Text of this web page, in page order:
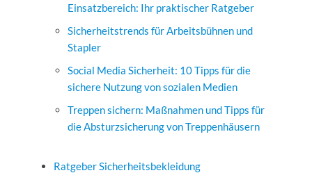
Einsatzbereich: Ihr praktischer Ratgeber
Sicherheitstrends für Arbeitsbühnen und
Stapler
Social Media Sicherheit: 10 Tipps für die
sichere Nutzung von sozialen Medien
Treppen sichern: Maßnahmen und Tipps für
die Absturzsicherung von Treppenhäusern
Ratgeber Sicherheitsbekleidung